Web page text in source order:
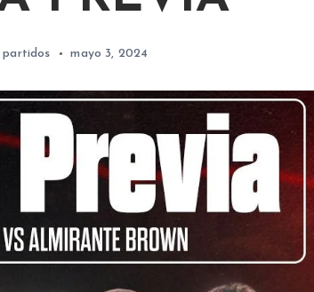
partidos mayo 3, 2024